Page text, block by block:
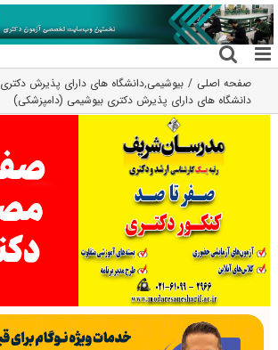
رفتن
به
محتوا
صفحه اصلی بیوشیمی,دانشگاه های دارای پذیرش دکتری
دانشگاه های دارای پذیرش دکتری بیوشیمی (دامپزشکی)